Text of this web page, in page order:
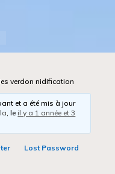
verdon nidification
et a été mis à jour
, leil y a 1 année et 3
Lost Password